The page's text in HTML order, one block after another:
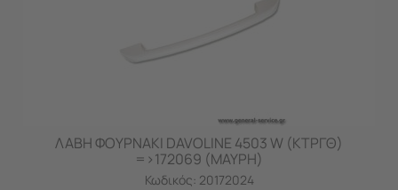
ΛΑΒΗ ΦΟΥΡΝAKI DAVOLINE 4503 W (ΚΤΡΓΘ)
=>172069 (ΜΑΥΡΗ)
Κωδικός: 20172024